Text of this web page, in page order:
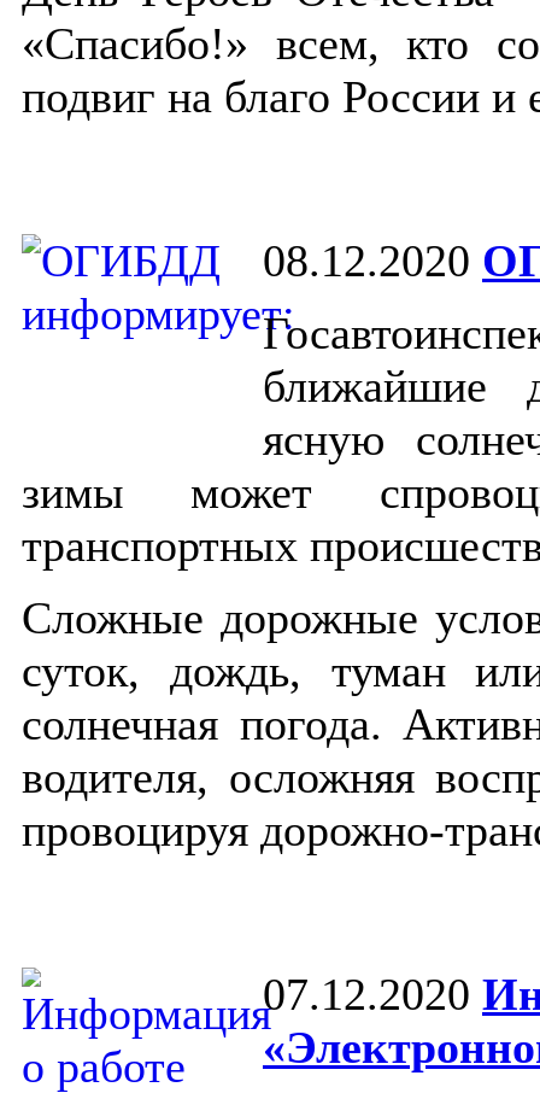
«Спасибо!» всем, кто
подвиг на благо России и
08.12.2020
ближайшие
ясную
зимы может
транспортных
Сложные дорожные
суток, дождь, туман
солнечная погода.
водителя, осложняя
провоцируя дорожно-
07.12.2020